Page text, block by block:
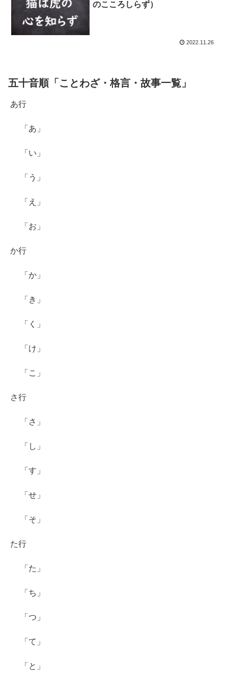
のこころしらず）
2022.11.26
五十音順「ことわざ・格言・故事一覧」
あ行
「あ」
「い」
「う」
「え」
「お」
か行
「か」
「き」
「く」
「け」
「こ」
さ行
「さ」
「し」
「す」
「せ」
「そ」
た行
「た」
「ち」
「つ」
「て」
「と」